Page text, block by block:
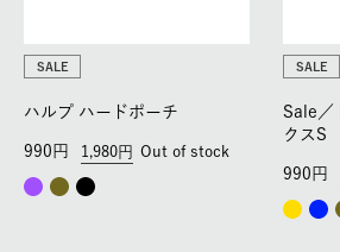
SALE
ハルプ ハードポーチ
1,980
990 Out of stock
SALE
Sale／
クスS
990